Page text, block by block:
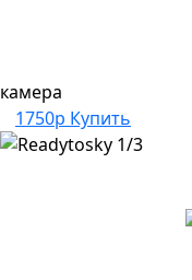
камера
1750р Купить